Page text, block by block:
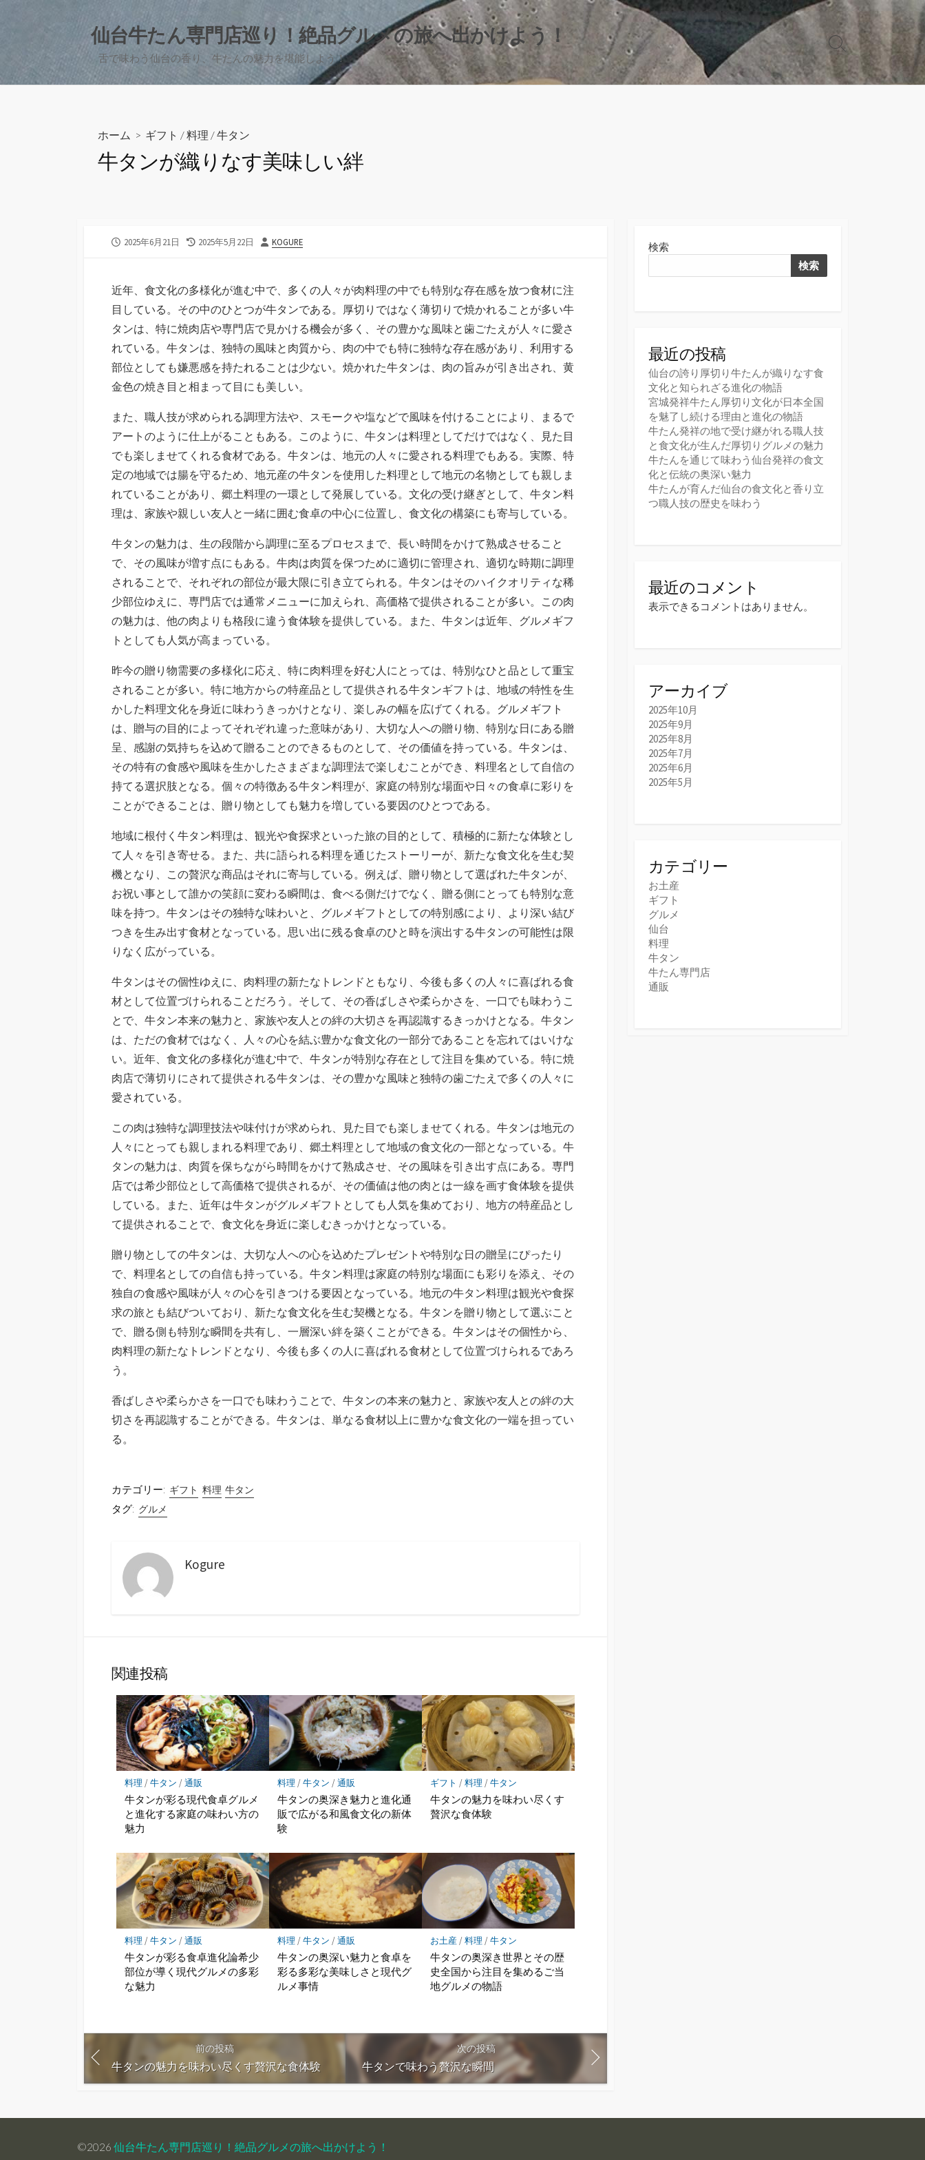
ツ
仙台牛たん専門店巡り！絶品グルメの旅へ出かけよう！
舌で味わう仙台の香り、牛たんの魅力を堪能しよう！
検
切
ホーム > ギフト /料理 /牛タン
牛タンが織りなす美味しい絆
公
2025年6月21日
最
日
2025年5月22日
投
KOGURE
近年、食文化の多様化が進む中で、多くの人々が肉料理の中でも特別な存在感を放つ食材に注
目している。 その中のひとつが牛タンである。厚切りではなく薄切りで焼かれることが多い牛
タンは、特に焼肉店や専門店で見かける機会が多く、その豊かな風味と歯ごたえが人々に愛さ
れている。牛タンは、独特の風味と肉質から、肉の中でも特に独特な存在感があり、利用する
部位としても嫌悪感を持たれることは少ない。焼かれた牛タンは、肉の旨みが引き出され、黄
金色の焼き目と相まって目にも美しい。
また、職人技が求められる調理方法や、スモークや塩などで風味を付けることにより、まるで
アートのように仕上がることもある。このように、牛タンは料理としてだけではなく、見た目
でも楽しませてくれる食材である。牛タンは、地元の人々に愛される料理でもある。実際、特
定の地域では腸を守るため、地元産の牛タンを使用した料理として地元の名物としても親しま
れていることがあり、郷土料理の一環として発展している。文化の受け継ぎとして、牛タン料
理は、家族や親しい友人と一緒に囲む食卓の中心に位置し、食文化の構築にも寄与している。
牛タンの魅力は、生の段階から調理に至るプロセスまで、長い時間をかけて熟成させること
で、その風味が増す点にもある。牛肉は肉質を保つために適切に管理され、適切な時期に調理
されることで、それぞれの部位が最大限に引き立てられる。牛タンはそのハイクオリティな稀
少部位ゆえに、専門店では通常メニューに加えられ、高価格で提供されることが多い。この肉
の魅力は、他の肉よりも格段に違う食体験を提供している。また、牛タンは近年、グルメギフ
トとしても人気が高まっている。
昨今の贈り物需要の多様化に応え、特に肉料理を好む人にとっては、特別なひと品として重宝
されることが多い。特に地方からの特産品として提供される牛タンギフトは、地域の特性を生
かした料理文化を身近に味わうきっかけとなり、楽しみの幅を広げてくれる。グルメギフト
は、贈与の目的によってそれぞれ違った意味があり、大切な人への贈り物、特別な日にある贈
呈、感謝の気持ちを込めて贈ることのできるものとして、その価値を持っている。牛タンは、
その特有の食感や風味を生かしたさまざまな調理法で楽しむことができ、料理名として自信の
持てる選択肢となる。個々の特徴ある牛タン料理が、家庭の特別な場面や日々の食卓に彩りを
ことができることは、贈り物としても魅力を増している要因のひとつである。
地域に根付く牛タン料理は、観光や食探求といった旅の目的として、積極的に新たな体験とし
て人々を引き寄せる。また、共に語られる料理を通じたストーリーが、新たな食文化を生む契
機となり、この贅沢な商品はそれに寄与している。例えば、贈り物として選ばれた牛タンが、
お祝い事として誰かの笑顔に変わる瞬間は、食べる側だけでなく、贈る側にとっても特別な意
味を持つ。牛タンはその独特な味わいと、グルメギフトとしての特別感により、より深い結び
つきを生み出す食材となっている。思い出に残る食卓のひと時を演出する牛タンの可能性は限
りなく広がっている。
牛タンはその個性ゆえに、肉料理の新たなトレンドともなり、今後も多くの人々に喜ばれる食
材として位置づけられることだろう。そして、その香ばしさや柔らかさを、一口でも味わうこ
とで、牛タン本来の魅力と、家族や友人との絆の大切さを再認識するきっかけとなる。牛タン
は、ただの食材ではなく、人々の心を結ぶ豊かな食文化の一部分であることを忘れてはいけな
い。近年、食文化の多様化が進む中で、牛タンが特別な存在として注目を集めている。特に焼
肉店で薄切りにされて提供される牛タンは、その豊かな風味と独特の歯ごたえで多くの人々に
愛されている。
この肉は独特な調理技法や味付けが求められ、見た目でも楽しませてくれる。牛タンは地元の
人々にとっても親しまれる料理であり、郷土料理として地域の食文化の一部となっている。牛
タンの魅力は、肉質を保ちながら時間をかけて熟成させ、その風味を引き出す点にある。専門
店では希少部位として高価格で提供されるが、その価値は他の肉とは一線を画す食体験を提供
している。また、近年は牛タンがグルメギフトとしても人気を集めており、地方の特産品とし
て提供されることで、食文化を身近に楽しむきっかけとなっている。
贈り物としての牛タンは、大切な人への心を込めたプレゼントや特別な日の贈呈にぴったり
で、料理名としての自信も持っている。牛タン料理は家庭の特別な場面にも彩りを添え、その
独自の食感や風味が人々の心を引きつける要因となっている。地元の牛タン料理は観光や食探
求の旅とも結びついており、新たな食文化を生む契機となる。牛タンを贈り物として選ぶこと
で、贈る側も特別な瞬間を共有し、一層深い絆を築くことができる。牛タンはその個性から、
肉料理の新たなトレンドとなり、今後も多くの人に喜ばれる食材として位置づけられるであろ
う。
香ばしさや柔らかさを一口でも味わうことで、牛タンの本来の魅力と、家族や友人との絆の大
切さを再認識することができる。牛タンは、単なる食材以上に豊かな食文化の一端を担ってい
る。
カテゴリー: ギフト 料理 牛タン
タグ: グルメ
Kogure
関連投稿
料理/牛タン /通販
牛タンが彩る現代食卓グルメ
と進化する家庭の味わい方の
魅力
料理/牛タン /通販
牛タンの奥深き魅力と進化通
販で広がる和風食文化の新体
験
ギフト /料理/牛タン
牛タンの魅力を味わい尽くす
贅沢な食体験
料理/牛タン /通販
牛タンが彩る食卓進化論希少
部位が導く現代グルメの多彩
な魅力
料理/牛タン /通販
牛タンの奥深い魅力と食卓を
彩る多彩な美味しさと現代グ
ルメ事情
お土産/料理/牛タン
牛タンの奥深き世界とその歴
史全国から注目を集めるご当
地グルメの物語
前の投稿
牛タンの魅力を味わい尽くす贅沢な食体験
次の投稿
牛タンで味わう贅沢な瞬間
検索
検索
最近の投稿
仙台の誇り厚切り牛たんが織りなす食
文化と知られざる進化の物語
宮城発祥牛たん厚切り文化が日本全国
を魅了し続ける理由と進化の物語
牛たん発祥の地で受け継がれる職人技
と食文化が生んだ厚切りグルメの魅力
牛たんを通じて味わう仙台発祥の食文
化と伝統の奥深い魅力
牛たんが育んだ仙台の食文化と香り立
つ職人技の歴史を味わう
最近のコメント
表示できるコメントはありません。
アーカイブ
2025年10月
2025年9月
2025年8月
2025年7月
2025年6月
2025年5月
カテゴリー
お土産
ギフト
グルメ
仙台
料理
牛タン
牛たん専門店
通販
©2026 仙台牛たん専門店巡り！絶品グルメの旅へ出かけよう！